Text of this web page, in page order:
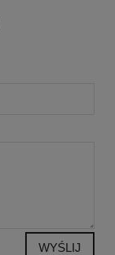
WYŚLIJ